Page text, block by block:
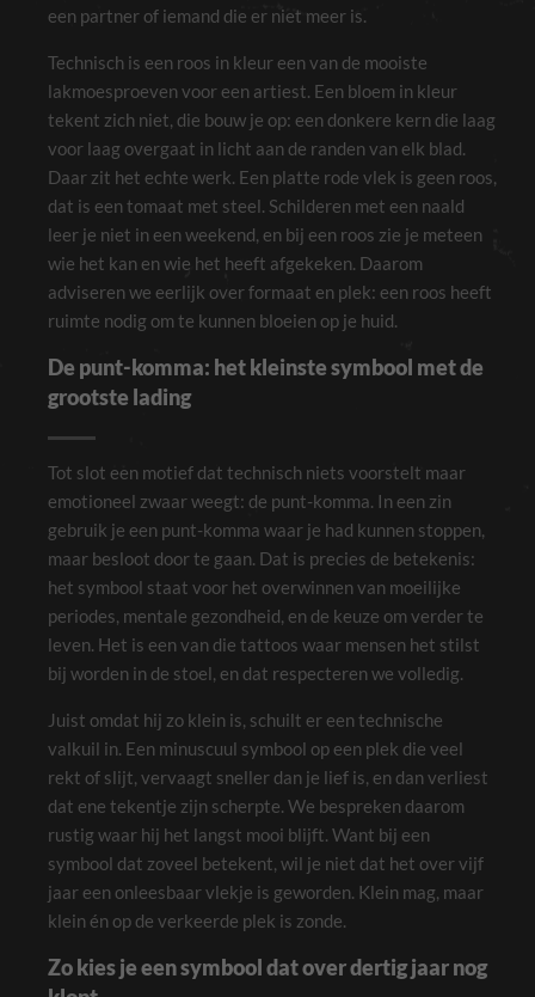
een partner of iemand die er niet meer is.
Technisch is een roos in kleur een van de mooiste
lakmoesproeven voor een artiest. Een bloem in kleur
tekent zich niet, die bouw je op: een donkere kern die laag
voor laag overgaat in licht aan de randen van elk blad.
Daar zit het echte werk. Een platte rode vlek is geen roos,
dat is een tomaat met steel. Schilderen met een naald
leer je niet in een weekend, en bij een roos zie je meteen
wie het kan en wie het heeft afgekeken. Daarom
adviseren we eerlijk over formaat en plek: een roos heeft
ruimte nodig om te kunnen bloeien op je huid.
De punt-komma: het kleinste symbool met de
grootste lading
Tot slot een motief dat technisch niets voorstelt maar
emotioneel zwaar weegt: de punt-komma. In een zin
gebruik je een punt-komma waar je had kunnen stoppen,
maar besloot door te gaan. Dat is precies de betekenis:
het symbool staat voor het overwinnen van moeilijke
periodes, mentale gezondheid, en de keuze om verder te
leven. Het is een van die tattoos waar mensen het stilst
bij worden in de stoel, en dat respecteren we volledig.
Juist omdat hij zo klein is, schuilt er een technische
valkuil in. Een minuscuul symbool op een plek die veel
rekt of slijt, vervaagt sneller dan je lief is, en dan verliest
dat ene tekentje zijn scherpte. We bespreken daarom
rustig waar hij het langst mooi blijft. Want bij een
symbool dat zoveel betekent, wil je niet dat het over vijf
jaar een onleesbaar vlekje is geworden. Klein mag, maar
klein én op de verkeerde plek is zonde.
Zo kies je een symbool dat over dertig jaar nog
Noodzakelijk
Deze cookies
zijn niet
zijn nodig voor
de site om te
functioneren.
Ervaring
functioneren
bezoek. Als je
deze cookies
bepaalde
functionaliteit
van de site
verdwijnen.
Door je interesses
en gedrag te delen
als je onze site
bezoekt, vergroot
je de kans dat je
gepersonaliseerde
inhoud en
aanbiedingen te
zien krijgt.